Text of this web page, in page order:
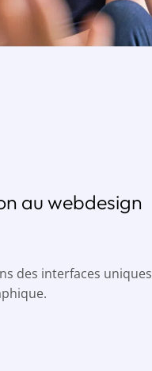
au webdesign
des interfaces uniques